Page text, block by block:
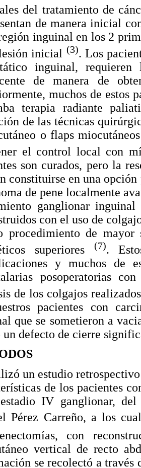
del tratamiento de
de manera inicial
inguinal en los 2
inicial (3). Los
inguinal,
de manera de
muchos de estos
terapia radiante
de las técnicas
o flaps
el control local con
son curados, pero la
constituirse en una
de pene localmente
ganglionar
con el uso de
procedimiento de
superiores
(7).
y muchos de
posoperatorias
de los colgajos
pacientes con
que se sometieron a
un defecto de cierre
un estudio
de los pacientes
IV ganglionar,
Pérez Carreño, a los
con
vertical de recto
se recolectó a través